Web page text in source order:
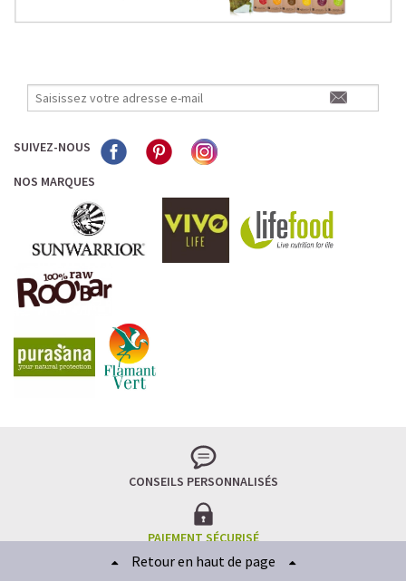
SUIVEZ-NOUS
NOS MARQUES
CONSEILS PERSONNALISÉS
PAIEMENT SÉCURISÉ
Retour en haut de page